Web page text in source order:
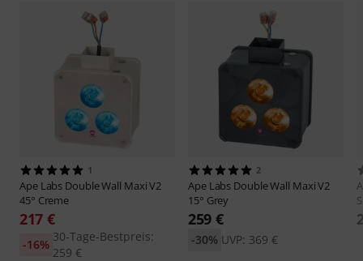
1
Ape Labs Double Wall Maxi V2
45° Creme
217 €
30-Tage-Bestpreis:
259 €
-16%
2
Ape Labs Double Wall Maxi V2
15° Grey
259 €
UVP: 369 €
-30%